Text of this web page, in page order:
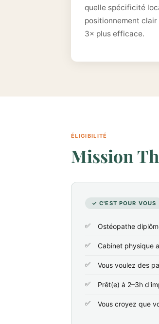
quelle spécificité
positionnement
3× plus efficace.
ÉLIGIBILITÉ
Mission
✓ C'EST POUR VOUS
Ostéopathe
Cabinet physique
Vous voulez des
Prêt(e) à 2–3h
Vous croyez que